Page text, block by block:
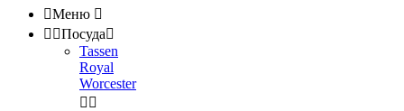
Меню 
 Посуда
Tassen
Royal
Worcester
 